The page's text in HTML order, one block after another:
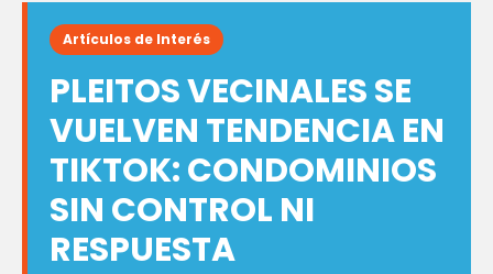
Artículos de Interés
PLEITOS VECINALES SE
VUELVEN TENDENCIA EN
TIKTOK: CONDOMINIOS
SIN CONTROL NI
RESPUESTA